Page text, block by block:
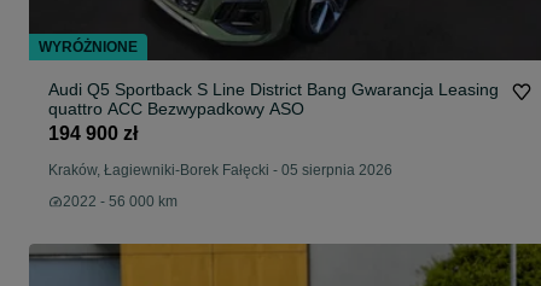
Audi Q5 Sportback S Line District Bang Gwarancja Leasing
quattro ACC Bezwypadkowy ASO
194 900 zł
Kraków, Łagiewniki-Borek Fałęcki - 05 sierpnia 2026
2022 - 56 000 km
WYRÓŻNIONE